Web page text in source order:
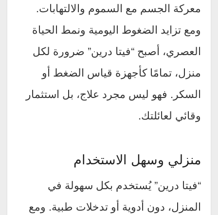
معركة الجسم مع السموم والالتهابات.
ومع تزايد الضغوط اليومية ونمط الحياة
العصري، أصبح “فيتا درين” ضرورة لكل
منزل، تمامًا كأجهزة قياس الضغط أو
السكر. فهو ليس مجرد علاج، بل استثمار
وقائي لعائلتك.
منزلي وسهل الاستخدام
“فيتا درين” يُستخدم بكل سهولة في
المنزل، دون أدوية أو تدخلات طبية. ومع